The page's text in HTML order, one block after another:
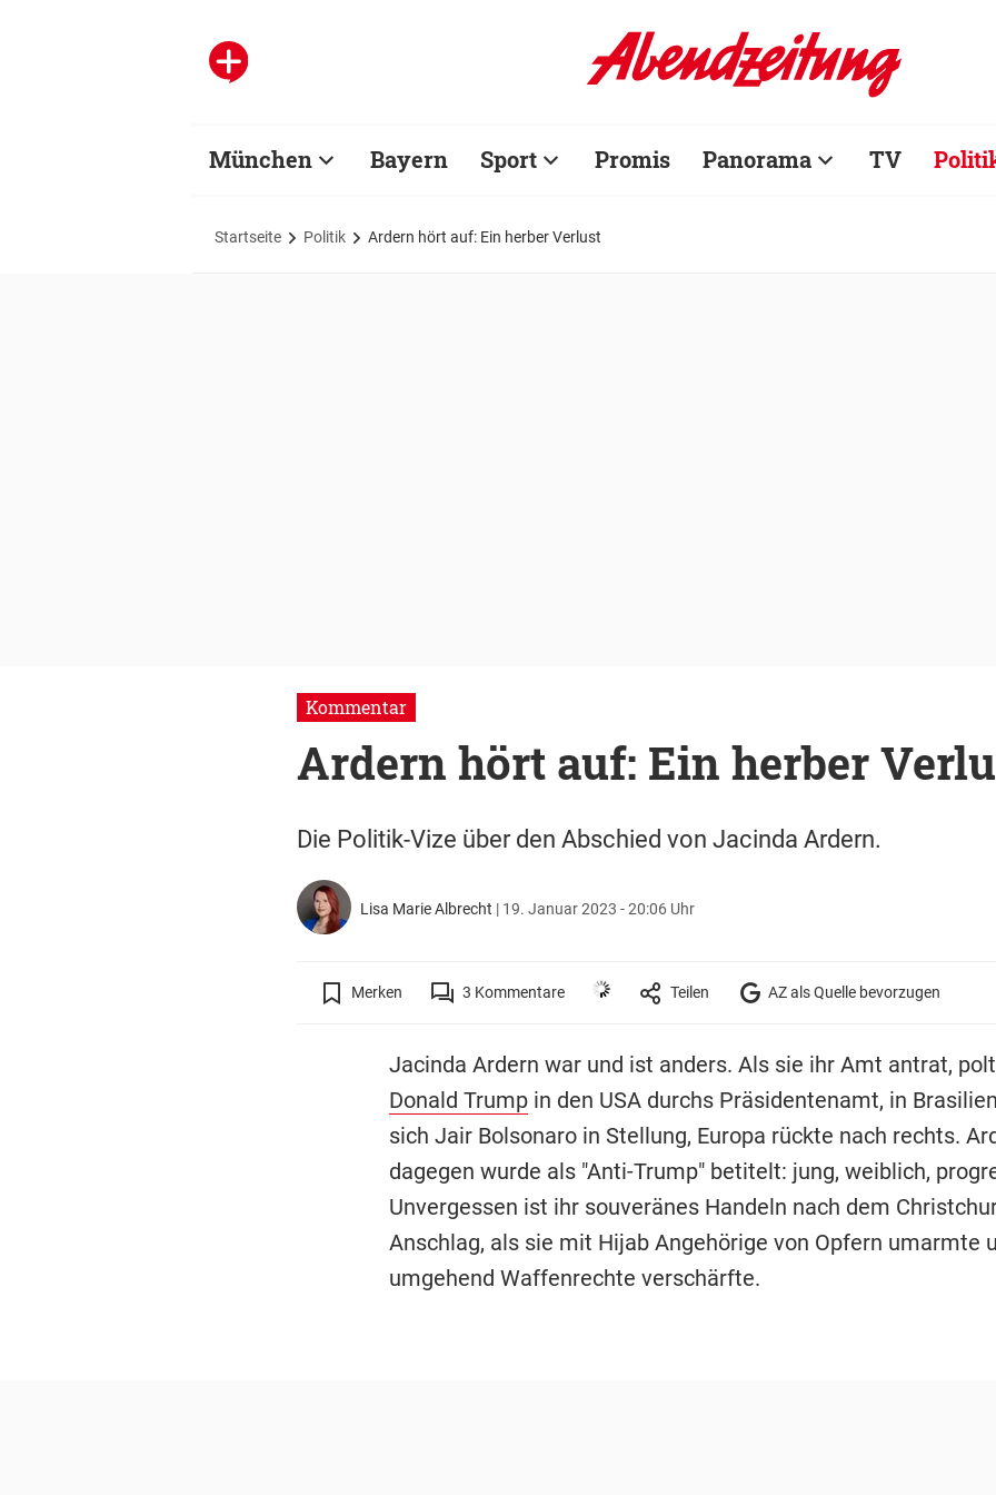
München Bayern Sport Promis Panorama TV
Startseite Politik Ardern hört auf: Ein herber Verlust
Kommentar
Ardern hört auf: Ein herber
Die Politik-Vize über den Abschied von Jacinda Ardern.
Lisa Marie Albrecht | 19. Januar 2023 - 20:06 Uhr
Merken 3 Kommentare Teilen AZ als Quelle bevorzugen
Jacinda Ardern war und ist anders. Als sie ihr Amt antrat,
Donald Trumpin den USA durchs Präsidentenamt, in
sich Jair Bolsonaro in Stellung, Europa rückte nach rechts.
dagegen wurde als "Anti-Trump" betitelt: jung, weiblich,
Unvergessen ist ihr souveränes Handeln nach dem
Anschlag, als sie mit Hijab Angehörige von Opfern umarmte
umgehend Waffenrechte verschärfte.